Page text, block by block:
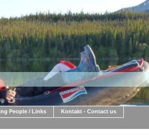
People / Links
Kontakt - Contact us